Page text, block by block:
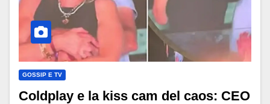
GOSSIP E TV
Coldplay e la kiss cam del caos: CEO